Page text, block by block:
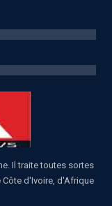
Il traite toutes sortes
d'Ivoire, d'Afrique